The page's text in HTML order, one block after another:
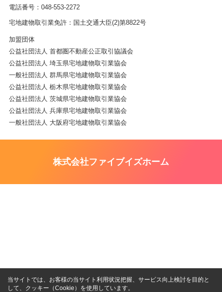
電話番号：048-553-2272
宅地建物取引業免許：国土交通大臣(2)第8822号
加盟団体
公益社団法人 首都圏不動産公正取引協議会
公益社団法人 埼玉県宅地建物取引業協会
一般社団法人 群馬県宅地建物取引業協会
公益社団法人 栃木県宅地建物取引業協会
公益社団法人 茨城県宅地建物取引業協会
公益社団法人 兵庫県宅地建物取引業協会
一般社団法人 大阪府宅地建物取引業協会
株式会社ファイブイズホーム
当サイトでは、お客様の当サイト利用状況把握、サービス向上検討を目的と
して、クッキー（Cookie）を使用しています。